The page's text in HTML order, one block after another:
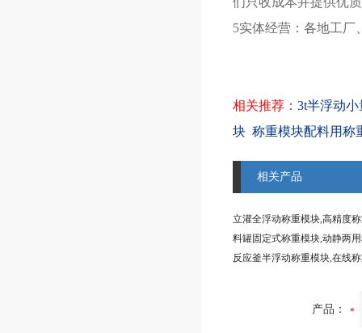
5实体经营：各地工厂
相关推荐 ： 3t半浮动
块 称重模块配料用称
相关产品
立灌全浮动称重模块,高精度
反应釜半浮动称重模块,在线
产品：